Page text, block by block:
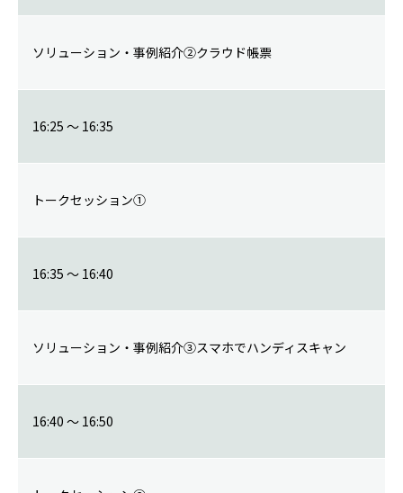
ソリューション・事例紹介②クラウド帳票
16:25 ～ 16:35
トークセッション①
16:35 ～ 16:40
ソリューション・事例紹介③スマホでハンディスキャン
16:40 ～ 16:50